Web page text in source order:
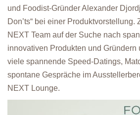
und Foodist-Gründer Alexander
Don’ts“ bei einer Produktvorstellung.
NEXT Team auf der Suche nach
innovativen Produkten und Gründern
viele spannende Speed-Datings,
spontane Gespräche im
NEXT Lounge.